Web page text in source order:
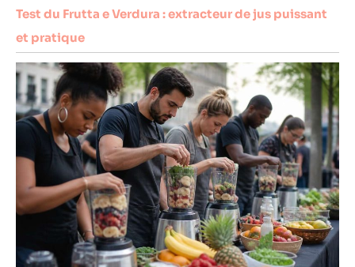
Test du Frutta e Verdura : extracteur de jus puissant
et pratique